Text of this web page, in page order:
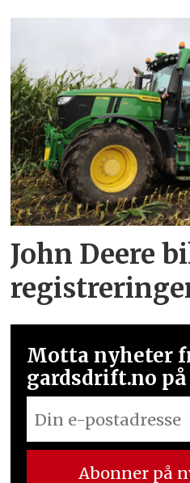
John Deere
Motta nyheter
gardsdrift.no